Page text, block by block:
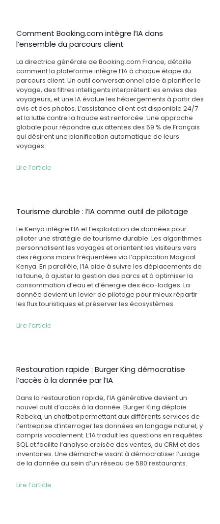
Comment Booking.com intègre l’IA dans
l’ensemble du parcours client
La directrice générale de Booking.com France, détaille
comment la plateforme intègre l’IA à chaque étape du
parcours client. Un outil conversationnel aide à planifier le
voyage, des filtres intelligents interprètent les envies des
voyageurs, et une IA évalue les hébergements à partir des
avis et des photos. L’assistance client est disponible 24/7
et la lutte contre la fraude est renforcée. Une approche
globale pour répondre aux attentes des 59 % de Français
qui désirent une planification automatique de leurs
voyages.
Lire l’article
Tourisme durable : l’IA comme outil de pilotage
Le Kenya intègre l’IA et l’exploitation de données pour
piloter une stratégie de tourisme durable. Les algorithmes
personnalisent les voyages et orientent les visiteurs vers
des régions moins fréquentées via l’application Magical
Kenya. En parallèle, l’IA aide à suivre les déplacements de
la faune, à ajuster la gestion des parcs et à optimiser la
consommation d’eau et d’énergie des éco-lodges. La
donnée devient un levier de pilotage pour mieux répartir
les flux touristiques et préserver les écosystèmes.
Lire l’article
Restauration rapide : Burger King démocratise
l’accès à la donnée par l’IA
Dans la restauration rapide, l’IA générative devient un
nouvel outil d’accès à la donnée. Burger King déploie
Rebeka, un chatbot permettant aux différents services de
l’entreprise d’interroger les données en langage naturel, y
compris vocalement. L’IA traduit les questions en requêtes
SQL et facilite l’analyse croisée des ventes, du CRM et des
inventaires. Une démarche visant à démocratiser l’usage
de la donnée au sein d’un réseau de 580 restaurants.
Lire l’article